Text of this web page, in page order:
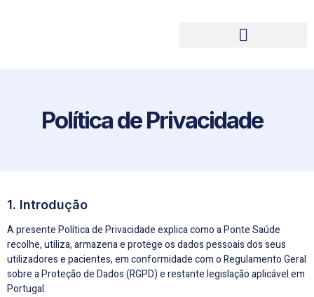
Política de Privacidade
1. Introdução
A presente Política de Privacidade explica como a Ponte Saúde
recolhe, utiliza, armazena e protege os dados pessoais dos seus
utilizadores e pacientes, em conformidade com o Regulamento Geral
sobre a Proteção de Dados (RGPD) e restante legislação aplicável em
Portugal.